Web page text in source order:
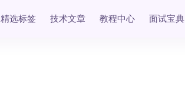
精选标签 技术文章 教程中心 面试宝典